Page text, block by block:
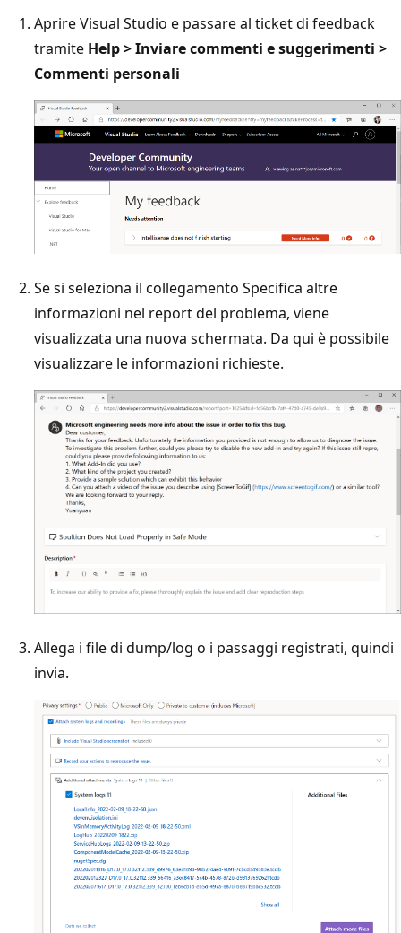
Aprire Visual Studio e passare al ticket di feedback
tramite Help > Inviare commenti e suggerimenti >
Commenti personali
Se si seleziona il collegamento Specifica altre
informazioni nel report del problema, viene
visualizzata una nuova schermata. Da qui è possibile
visualizzare le informazioni richieste.
Allega i file di dump/log o i passaggi registrati, quindi
invia.